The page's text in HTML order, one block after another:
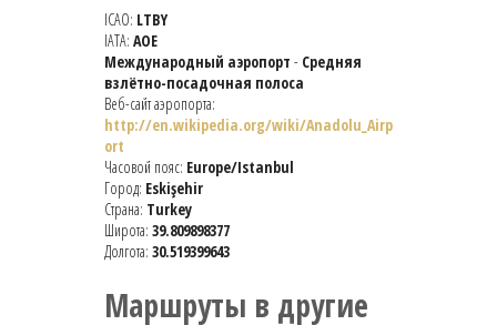
ICAO: LTBY
IATA: AOE
Международный аэропорт - Средняя
взлётно-посадочная полоса
Веб-сайт аэропорта:
http://en.wikipedia.org/wiki/Anadolu_Airp
ort
Часовой пояс: Europe/Istanbul
Город: Eskişehir
Страна: Turkey
Широта: 39.809898377
Долгота: 30.519399643
Маршруты в другие